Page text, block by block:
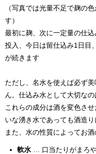
（写真では光量不足で麹の
す）
最初に麹、次に一定量の仕
投入、今日は留仕込み1日目
が続きます
ただし、名水を使えば必ず
ん。仕込み水として大切な
これらの成分は酒を変色さ
いな湧き水であっても酒造
また、水の性質によってお
軟水 … 口当たりがまろ